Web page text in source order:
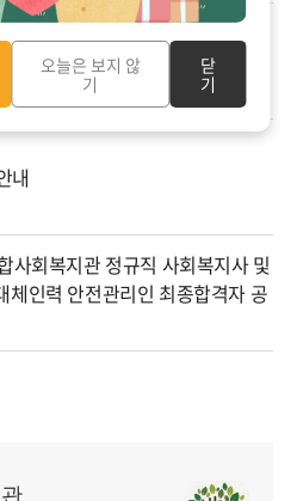
업무추진비
내
사회복지관 정규직 사회복지사 및
체인력 안전관리인 최종합격자 공
오늘은 보지 않
기
닫
기